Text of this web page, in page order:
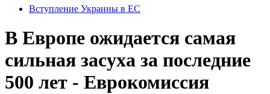
Вступление Украины в ЕС
В Европе ожидается самая
сильная засуха за последние
500 лет - Еврокомиссия